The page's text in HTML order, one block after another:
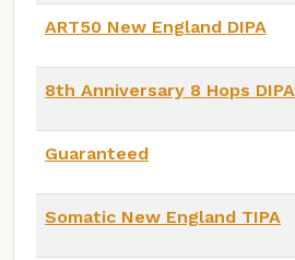
ART50 New England DIPA
8th Anniversary 8 Hops DIPA
Guaranteed
Somatic New England TIPA